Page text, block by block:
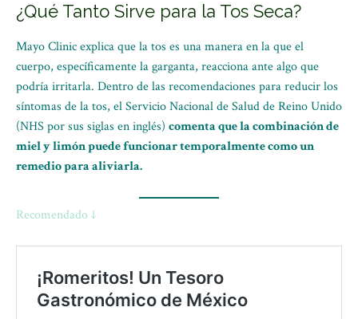
¿Qué Tanto Sirve para la Tos Seca?
Mayo Clinic explica que la tos es una manera en la que el
cuerpo, específicamente la garganta, reacciona ante algo que
podría irritarla. Dentro de las recomendaciones para reducir los
síntomas de la tos, el Servicio Nacional de Salud de Reino Unido
(NHS por sus siglas en inglés) comenta que la combinación de
miel y limón puede funcionar temporalmente como un
remedio para aliviarla.
Recomendado ↓